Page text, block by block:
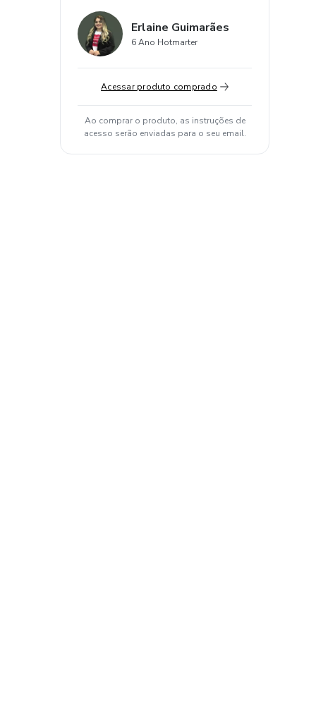
Zero
Erlaine Guimarães
6 Ano Hotmarter
Acessar produto comprado
Ao comprar o produto, as instruções de
acesso serão enviadas para o seu email.